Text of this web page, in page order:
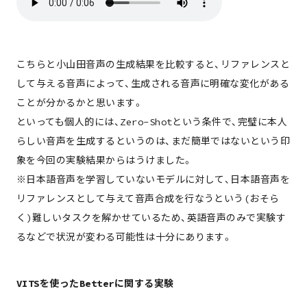
こちらと小山田音声の生成結果を比較すると、リファレンスと
して与える音声によって、生成される音声に明確な変化がある
ことが分かるかと思います。
といっても個人的には、Zero-Shotという条件で、完璧に本人
らしい音声を生成するというのは、まだ簡単ではないという印
象を今回の実験結果からはうけました。
※日本語音声を学習していないモデルに対して、日本語音声を
リファレンスとして与えて音声合成を行なうという(おそら
く)難しいタスクを解かせているため、英語音声のみで実験す
るなどで状況が変わる可能性は十分にあります。
VITSを使ったBetterに関する実験